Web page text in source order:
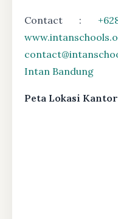
Contact :
Intan Bandung
Peta Lokasi